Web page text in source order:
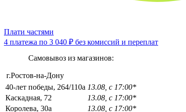
Плати частями
4 платежа по 3 040 ₽ без комиссий и переплат
Самовывоз из магазинов:
г.Ростов-на-Дону
40-лет победы, 264/110а 13.08, с 17:00*
Каскадная, 72
13.08, с 17:00*
Королева, 30а
13.08, с 17:00*